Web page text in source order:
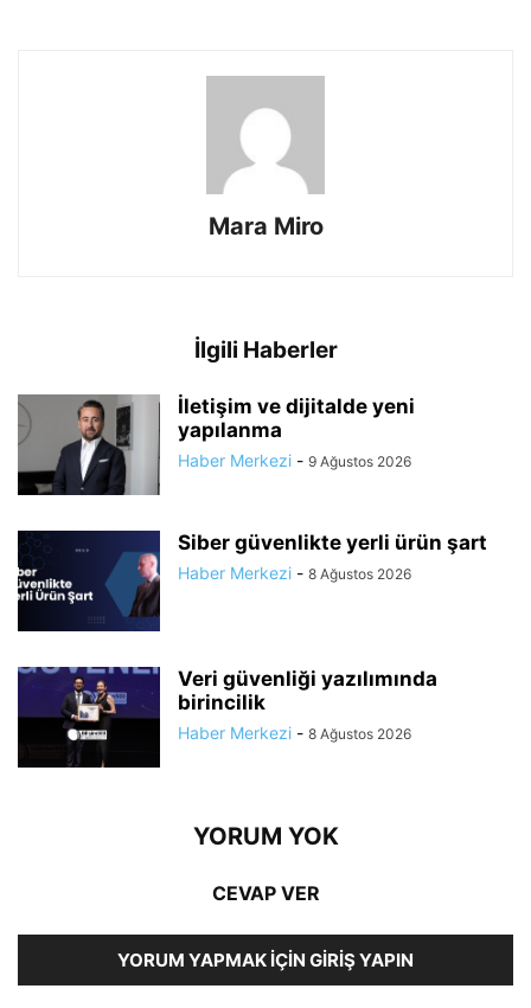
Mara Miro
İlgili Haberler
İletişim ve dijitalde yeni
yapılanma
Haber Merkezi - 9 Ağustos 2026
Siber güvenlikte yerli ürün şart
Haber Merkezi - 8 Ağustos 2026
Veri güvenliği yazılımında
birincilik
Haber Merkezi - 8 Ağustos 2026
YORUM YOK
CEVAP VER
YORUM YAPMAK İÇIN GIRIŞ YAPIN